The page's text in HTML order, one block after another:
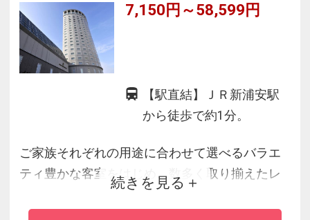
7,150円～58,599円
【駅直結】ＪＲ新浦安駅
から徒歩で約1分。
ご家族それぞれの用途に合わせて選べるバラエ
ティ豊かな客室をはじめ、数多く取り揃えたレ
ストランやエステなど、
お客様が快適にお過ごしいただけるよう、ニー
続きを見る